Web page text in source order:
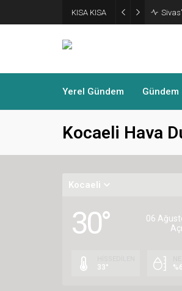
KISA KISA
Yerel Gündem Gündem
Kocaeli Hava
Kocaeli
30°
06
33°